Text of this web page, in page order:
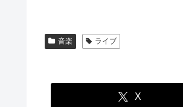
音楽 ライブ
X